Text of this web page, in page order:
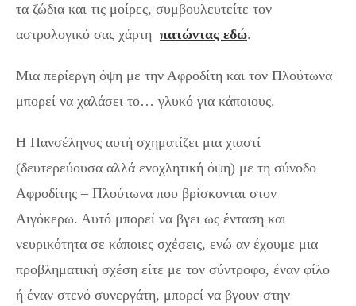
τα ζώδια και τις μοίρες, συμβουλευτείτε τον
αστρολογικό σας χάρτη πατώντας εδώ.
Μια περίεργη όψη με την Αφροδίτη και τον Πλούτωνα
μπορεί να χαλάσει το… γλυκό για κάποιους.
Η Πανσέληνος αυτή σχηματίζει μια χιαστί
(δευτερεύουσα αλλά ενοχλητική όψη) με τη σύνοδο
Αφροδίτης – Πλούτωνα που βρίσκονται στον
Αιγόκερω. Αυτό μπορεί να βγει ως ένταση και
νευρικότητα σε κάποιες σχέσεις, ενώ αν έχουμε μια
προβληματική σχέση είτε με τον σύντροφο, έναν φίλο
ή έναν στενό συνεργάτη, μπορεί να βγουν στην